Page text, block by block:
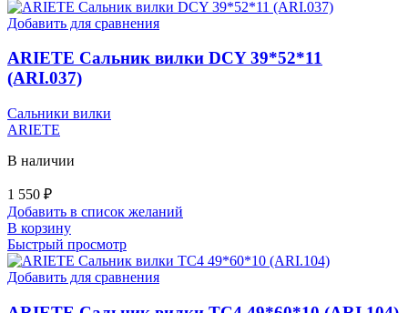
Добавить для сравнения
ARIETE Сальник вилки DCY 39*52*11
(ARI.037)
Сальники вилки
ARIETE
В наличии
1 550 ₽
Добавить в список желаний
В корзину
Быстрый просмотр
Добавить для сравнения